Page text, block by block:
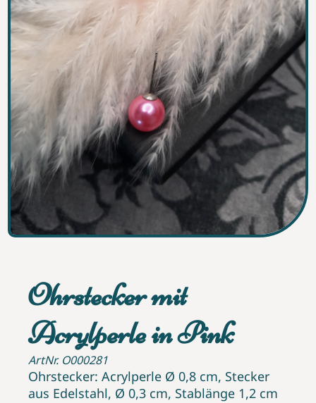
Ohrstecker mit
Acrylperle in Pink
ArtNr. O000281
Ohrstecker: Acrylperle Ø 0,8 cm, Stecker
aus Edelstahl, Ø 0,3 cm, Stablänge 1,2 cm